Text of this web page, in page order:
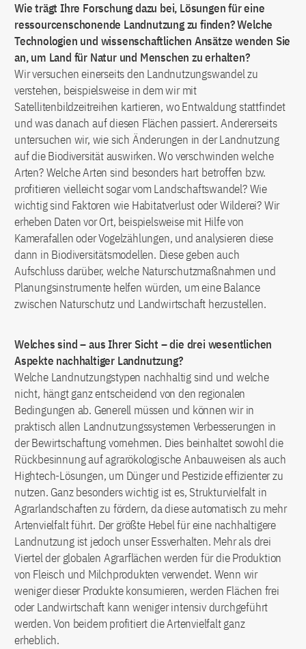
Wie trägt Ihre Forschung dazu bei, Lösungen für eine
ressourcenschonende Landnutzung zu finden? Welche
Technologien und wissenschaftlichen Ansätze wenden Sie
an, um Land für Natur und Menschen zu erhalten?
Wir versuchen einerseits den Landnutzungswandel zu
verstehen, beispielsweise in dem wir mit
Satellitenbildzeitreihen kartieren, wo Entwaldung stattfindet
und was danach auf diesen Flächen passiert. Andererseits
untersuchen wir, wie sich Änderungen in der Landnutzung
auf die Biodiversität auswirken. Wo verschwinden welche
Arten? Welche Arten sind besonders hart betroffen bzw.
profitieren vielleicht sogar vom Landschaftswandel? Wie
wichtig sind Faktoren wie Habitatverlust oder Wilderei? Wir
erheben Daten vor Ort, beispielsweise mit Hilfe von
Kamerafallen oder Vogelzählungen, und analysieren diese
dann in Biodiversitätsmodellen. Diese geben auch
Aufschluss darüber, welche Naturschutzmaßnahmen und
Planungsinstrumente helfen würden, um eine Balance
zwischen Naturschutz und Landwirtschaft herzustellen.
Welches sind – aus Ihrer Sicht – die drei wesentlichen
Aspekte nachhaltiger Landnutzung?
Welche Landnutzungstypen nachhaltig sind und welche
nicht, hängt ganz entscheidend von den regionalen
Bedingungen ab. Generell müssen und können wir in
praktisch allen Landnutzungssystemen Verbesserungen in
der Bewirtschaftung vornehmen. Dies beinhaltet sowohl die
Rückbesinnung auf agrarökologische Anbauweisen als auch
Hightech-Lösungen, um Dünger und Pestizide effizienter zu
nutzen. Ganz besonders wichtig ist es, Strukturvielfalt in
Agrarlandschaften zu fördern, da diese automatisch zu mehr
Artenvielfalt führt. Der größte Hebel für eine nachhaltigere
Landnutzung ist jedoch unser Essverhalten. Mehr als drei
Viertel der globalen Agrarflächen werden für die Produktion
von Fleisch und Milchprodukten verwendet. Wenn wir
weniger dieser Produkte konsumieren, werden Flächen frei
oder Landwirtschaft kann weniger intensiv durchgeführt
werden. Von beidem profitiert die Artenvielfalt ganz
erheblich.